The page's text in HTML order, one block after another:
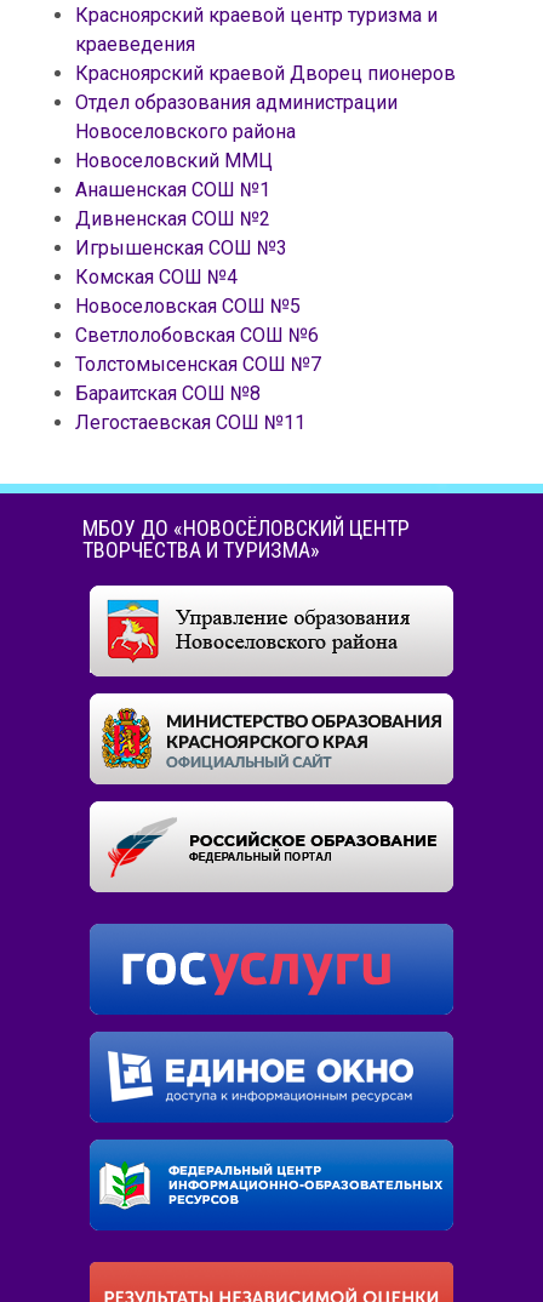
Красноярский краевой центр туризма и
краеведения
Красноярский краевой Дворец пионеров
Отдел образования администрации
Новоселовского района
Новоселовский ММЦ
Анашенская СОШ №1
Дивненская СОШ №2
Игрышенская СОШ №3
Комская СОШ №4
Новоселовская СОШ №5
Светлолобовская СОШ №6
Толстомысенская СОШ №7
Бараитская СОШ №8
Легостаевская СОШ №11
МБОУ ДО «НОВОСЁЛОВСКИЙ ЦЕНТР
ТВОРЧЕСТВА И ТУРИЗМА»